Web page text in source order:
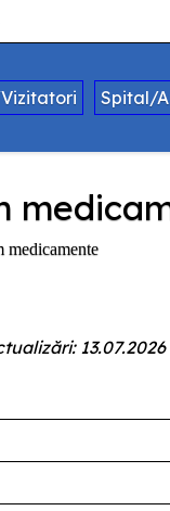
Spital/
medicamente
13.07.2026